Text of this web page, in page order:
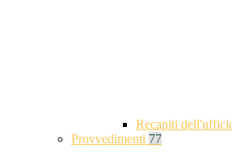
Recapiti
Provvedimenti 77